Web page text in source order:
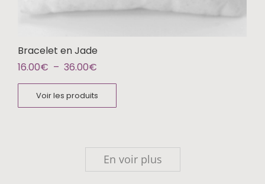
Bracelet en Jade
16.00€ – 36.00€
Voir les produits
En voir plus